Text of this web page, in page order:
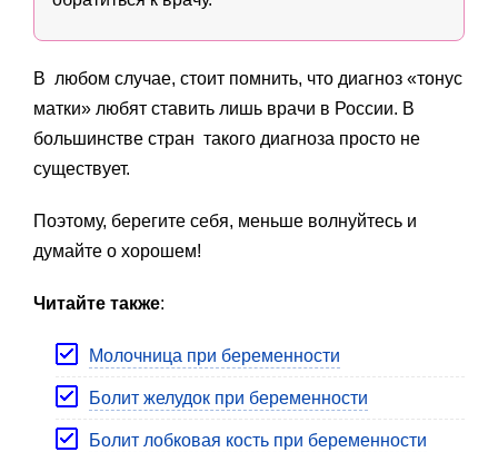
В любом случае, стоит помнить, что диагноз «тонус
матки» любят ставить лишь врачи в России. В
большинстве стран такого диагноза просто не
существует.
Поэтому, берегите себя, меньше волнуйтесь и
думайте о хорошем!
Читайте также:
Молочница при беременности
Болит желудок при беременности
Болит лобковая кость при беременности